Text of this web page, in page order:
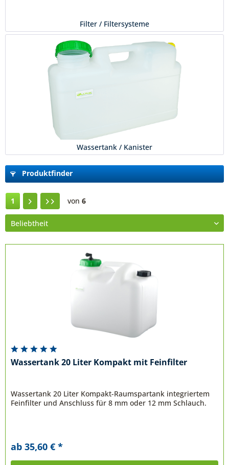
Filter / Filtersysteme
Wassertank / Kanister
Produktfinder
1 von 6
Wassertank 20 Liter Kompakt mit Feinfilter
Wassertank 20 Liter Kompakt-Raumspartank integriertem
Feinfilter und Anschluss für 8 mm oder 12 mm Schlauch.
ab 35,60 € *